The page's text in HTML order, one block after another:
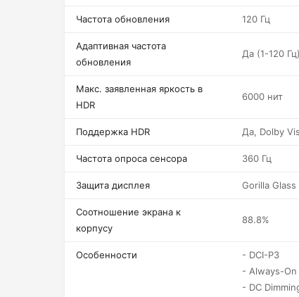
Частота обновления 120 Гц
Адаптивная частота
обновления
Да (1-120 Гц)
Макс. заявленная яркость в
HDR
6000 нит
Поддержка HDR Да, Dolby
Частота опроса сенсора 360 Гц
Защита дисплея Gorilla
Соотношение экрана к
корпусу
88.8%
Особенности
- DCI-P3
- Always-On
- DC